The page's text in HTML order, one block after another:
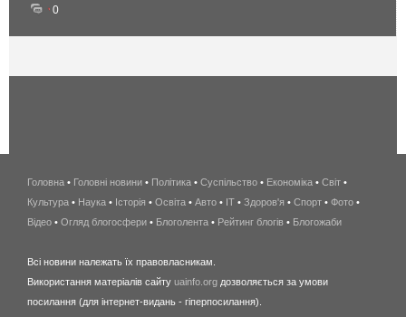
0
беспроводной
интернет
киев
wimax
Головна • Головні новини • Політика • Суспільство • Економіка • Світ •
Культура • Наука • Історія • Освіта • Авто • IT • Здоров'я • Спорт • Фото •
Відео • Огляд блогосфери • Блоголента • Рейтинг блогів • Блогожаби
Всі новини належать їх правовласникам.
Використання матеріалів сайту uainfo.org дозволяється за умови
посилання (для інтернет-видань - гіперпосилання).